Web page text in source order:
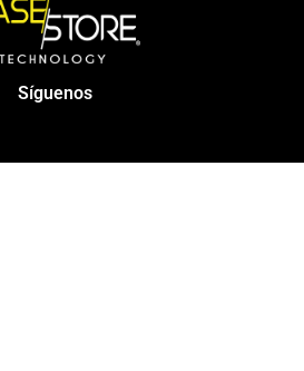
Síguenos